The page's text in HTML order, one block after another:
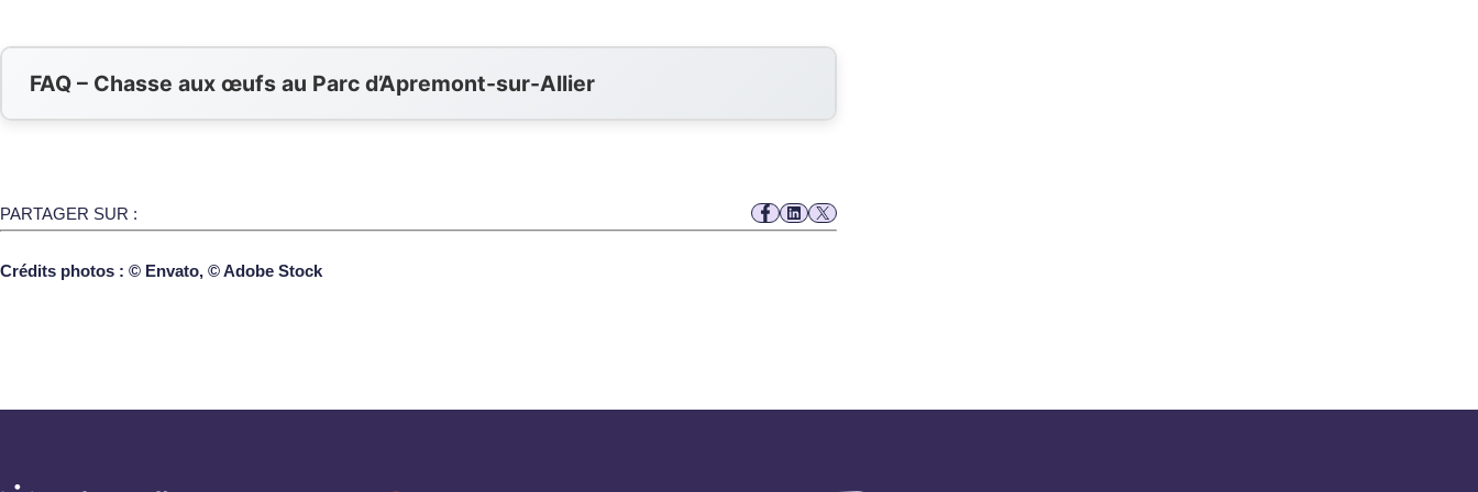
FAQ – Chasse aux œufs au Parc d’Apremont-sur-Allier
PARTAGER SUR :
Crédits photos : © Envato, © Adobe Stock